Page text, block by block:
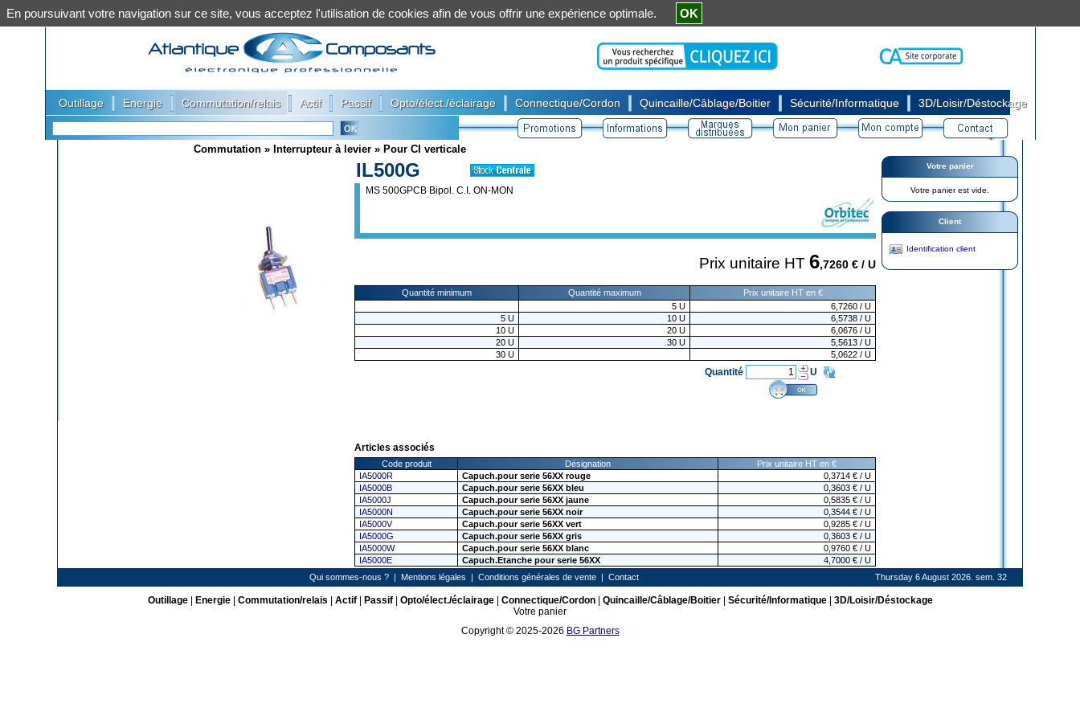
Outillage Energie Commutation/relais Actif Passif Opto/élect./éclairage Connectique/Cordon Quincaille/Câblage/Boitier Sécurité/Informatique 3D/Loisir/Déstockage
Commutation » Interrupteur à levier » Pour CI verticale
IL500G
MS 500GPCB Bipol. C.I. ON-MON
Prix unitaire HT 6,7260 € / U
Quantité minimum Quantité maximum
Prix unitaire HT en €
5 U 6,7260 / U
5 U 10 U 6,5738 / U
10 U 20 U 6,0676 / U
20 U 30 U 5,5613 / U
30 U 5,0622 / U
Quantité U
Articles associés
Code produit Désignation
Prix unitaire HT en €
IA5000R
Capuch.pour serie 56XX rouge 0,3714 € / U
IA5000B
Capuch.pour serie 56XX bleu 0,3603 € / U
IA5000J
Capuch.pour serie 56XX jaune 0,5835 € / U
IA5000N
Capuch.pour serie 56XX noir 0,3544 € / U
IA5000V
Capuch.pour serie 56XX vert 0,9285 € / U
IA5000G
Capuch.pour serie 56XX gris 0,3603 € / U
IA5000W
Capuch.pour serie 56XX blanc 0,9760 € / U
IA5000E
Capuch.Etanche pour serie 56XX 4,7000 € / U
Votre panier
Votre panier est vide.
Client
Identification client
Qui sommes-nous ? | Mentions légales | Conditions générales de vente | Contact Thursday 6 August 2026. sem. 32
Outillage| Energie| Commutation/relais Actif| Passif| Opto/élect./éclairage| Connectique/Cordon| Quincaille/Câblage/Boitier| Sécurité/Informatique| 3D/Loisir/Déstockage
Votre panier
Copyright © 2025-2026 BG Partners
En poursuivant votre navigation sur ce site, vous acceptez l'utilisation de cookies afin de vous offrir une expérience optimale. OK